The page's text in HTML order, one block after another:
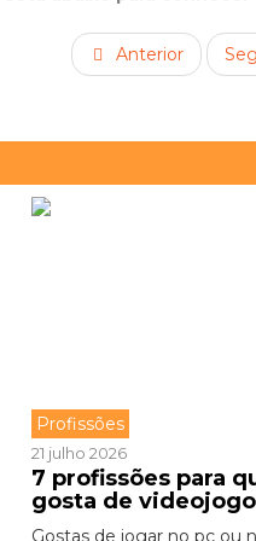
Anterior
Profissões
21 julho 2026
7 profissões para
gosta de
Gostas de jogar no pc ou